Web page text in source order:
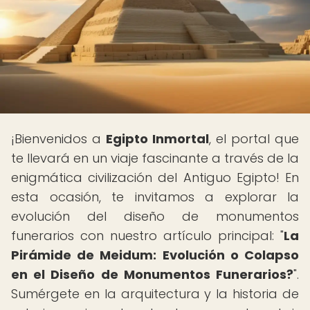
¡Bienvenidos a Egipto Inmortal, el portal que
te llevará en un viaje fascinante a través de la
enigmática civilización del Antiguo Egipto! En
esta ocasión, te invitamos a explorar la
evolución del diseño de monumentos
funerarios con nuestro artículo principal: "La
Pirámide de Meidum: Evolución o Colapso
en el Diseño de Monumentos Funerarios?".
Sumérgete en la arquitectura y la historia de